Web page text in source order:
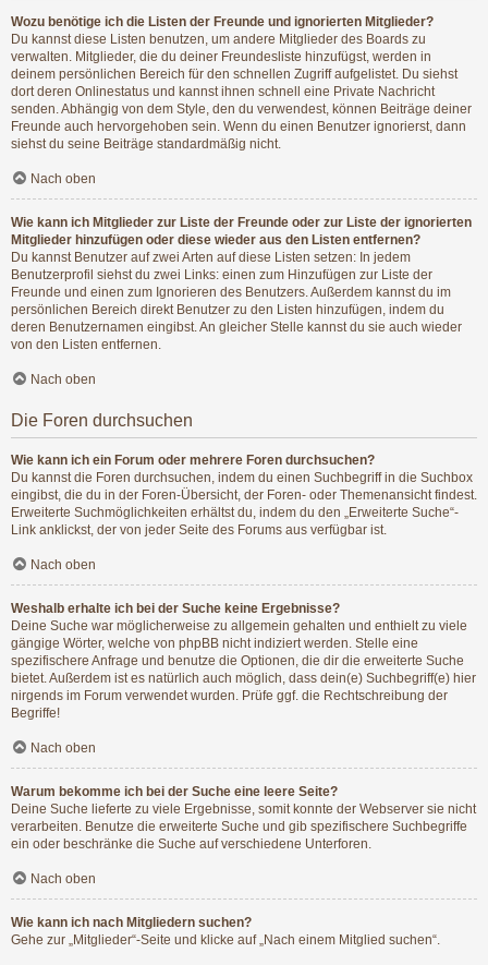
Wozu benötige ich die Listen der Freunde und ignorierten Mitglieder?
Du kannst diese Listen benutzen, um andere Mitglieder des Boards zu
verwalten. Mitglieder, die du deiner Freundesliste hinzufügst, werden in
deinem persönlichen Bereich für den schnellen Zugriff aufgelistet. Du siehst
dort deren Onlinestatus und kannst ihnen schnell eine Private Nachricht
senden. Abhängig von dem Style, den du verwendest, können Beiträge deiner
Freunde auch hervorgehoben sein. Wenn du einen Benutzer ignorierst, dann
siehst du seine Beiträge standardmäßig nicht.
Nach oben
Wie kann ich Mitglieder zur Liste der Freunde oder zur Liste der ignorierten
Mitglieder hinzufügen oder diese wieder aus den Listen entfernen?
Du kannst Benutzer auf zwei Arten auf diese Listen setzen: In jedem
Benutzerprofil siehst du zwei Links: einen zum Hinzufügen zur Liste der
Freunde und einen zum Ignorieren des Benutzers. Außerdem kannst du im
persönlichen Bereich direkt Benutzer zu den Listen hinzufügen, indem du
deren Benutzernamen eingibst. An gleicher Stelle kannst du sie auch wieder
von den Listen entfernen.
Nach oben
Die Foren durchsuchen
Wie kann ich ein Forum oder mehrere Foren durchsuchen?
Du kannst die Foren durchsuchen, indem du einen Suchbegriff in die Suchbox
eingibst, die du in der Foren-Übersicht, der Foren- oder Themenansicht findest.
Erweiterte Suchmöglichkeiten erhältst du, indem du den „Erweiterte Suche“-
Link anklickst, der von jeder Seite des Forums aus verfügbar ist.
Nach oben
Weshalb erhalte ich bei der Suche keine Ergebnisse?
Deine Suche war möglicherweise zu allgemein gehalten und enthielt zu viele
gängige Wörter, welche von phpBB nicht indiziert werden. Stelle eine
spezifischere Anfrage und benutze die Optionen, die dir die erweiterte Suche
bietet. Außerdem ist es natürlich auch möglich, dass dein(e) Suchbegriff(e) hier
nirgends im Forum verwendet wurden. Prüfe ggf. die Rechtschreibung der
Begriffe!
Nach oben
Warum bekomme ich bei der Suche eine leere Seite?
Deine Suche lieferte zu viele Ergebnisse, somit konnte der Webserver sie nicht
verarbeiten. Benutze die erweiterte Suche und gib spezifischere Suchbegriffe
ein oder beschränke die Suche auf verschiedene Unterforen.
Nach oben
Wie kann ich nach Mitgliedern suchen?
Gehe zur „Mitglieder“-Seite und klicke auf „Nach einem Mitglied suchen“.